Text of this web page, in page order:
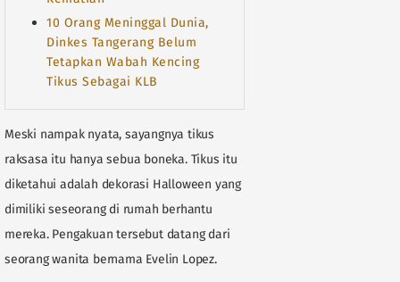
10 Orang Meninggal Dunia,
Dinkes Tangerang Belum
Tetapkan Wabah Kencing
Tikus Sebagai KLB
Meski nampak nyata, sayangnya tikus
raksasa itu hanya sebua boneka. Tikus itu
diketahui adalah dekorasi Halloween yang
dimiliki seseorang di rumah berhantu
mereka. Pengakuan tersebut datang dari
seorang wanita bernama Evelin Lopez.